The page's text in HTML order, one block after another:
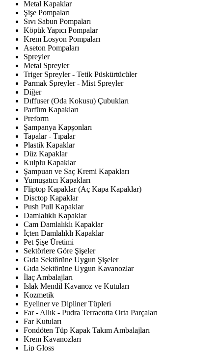
Metal Kapaklar
Şişe Pompaları
Sıvı Sabun Pompaları
Köpük Yapıcı Pompalar
Krem Losyon Pompaları
Aseton Pompaları
Spreyler
Metal Spreyler
Triger Spreyler - Tetik Püskürtücüler
Parmak Spreyler - Mist Spreyler
Diğer
Dıffuser (Oda Kokusu) Çubukları
Parfüm Kapakları
Preform
Şampanya Kapşonları
Tapalar - Tıpalar
Plastik Kapaklar
Düz Kapaklar
Kulplu Kapaklar
Şampuan ve Saç Kremi Kapakları
Yumuşatıcı Kapakları
Fliptop Kapaklar (Aç Kapa Kapaklar)
Disctop Kapaklar
Push Pull Kapaklar
Damlalıklı Kapaklar
Cam Damlalıklı Kapaklar
İçten Damlalıklı Kapaklar
Pet Şişe Üretimi
Sektörlere Göre Şişeler
Gıda Sektörüne Uygun Şişeler
Gıda Sektörüne Uygun Kavanozlar
İlaç Ambalajları
Islak Mendil Kavanoz ve Kutuları
Kozmetik
Eyeliner ve Dipliner Tüpleri
Far - Allık - Pudra Terracotta Orta Parçaları
Far Kutuları
Fondöten Tüp Kapak Takım Ambalajları
Krem Kavanozları
Lip Gloss